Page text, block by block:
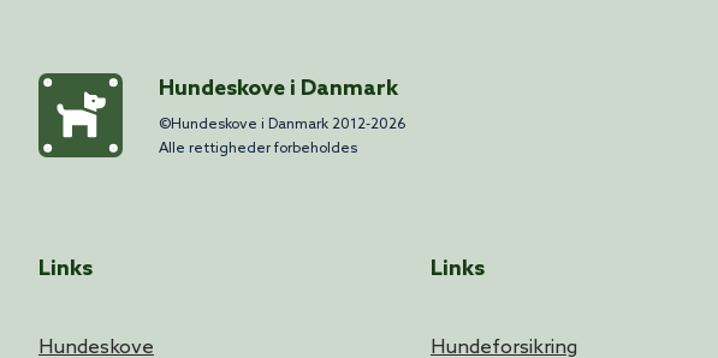
Hundeskove i Danmark
©Hundeskove i Danmark 2012-2026
Alle rettigheder forbeholdes
Links
Hundeskove
Links
Hundeforsikring